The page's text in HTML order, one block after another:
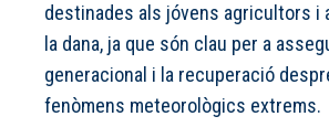
destinades als jóvens agricultors i
la dana, ja que són clau per a
generacional i la recuperació
fenòmens meteorològics extrems.